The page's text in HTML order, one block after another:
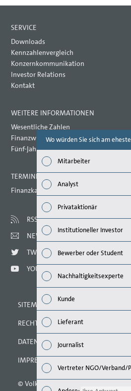
SERVICE
Downloads
Kennzahlenvergleich
Konzernkommunikation
Investor Relations
Kontakt
WEITERE INFORMATIONEN
Wesentliche Zahlen
Finanzwirtschaftliche Kennzahlen
Fünf-Jahres-Übersicht
TERMINE 2021
Finanzkalender
RSS
NEWSLETTER
TWITTER
YOUTUBE
SITEMAP
RECHTLICHE HINWEISE
DATENSCHUTZERKLÄRUNG
IMPRESSUM
© Volkswagen AG 2021
Wo würden Sie sich am
Mitarbeiter
Analyst
Privataktionär
Institutioneller Investor
Bewerber oder Student
Nachhaltigkeitsexperte
Kunde
Lieferant
Journalist
Vertreter NGO/Verband/